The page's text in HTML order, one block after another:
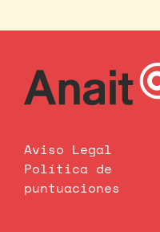
Aviso Legal
Política de
puntuaciones